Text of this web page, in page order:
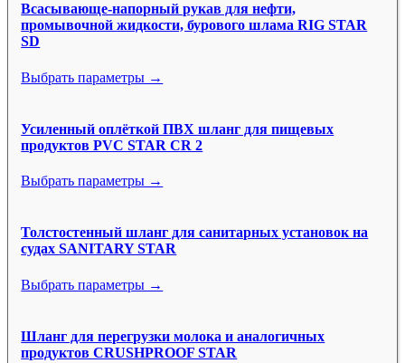
Всасывающе-напорный рукав для нефти,
промывочной жидкости, бурового шлама RIG STAR
SD
Выбрать параметры →
Усиленный оплёткой ПВХ шланг для пищевых
продуктов PVC STAR CR 2
Выбрать параметры →
Толстостенный шланг для санитарных установок на
судах SANITARY STAR
Выбрать параметры →
Шланг для перегрузки молока и аналогичных
продуктов CRUSHPROOF STAR